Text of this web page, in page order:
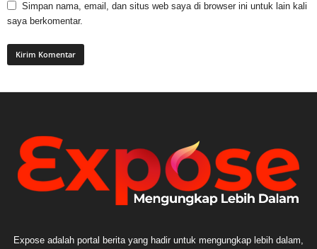
Simpan nama, email, dan situs web saya di browser ini untuk lain kali
saya berkomentar.
Expose adalah portal berita yang hadir untuk mengungkap lebih dalam,